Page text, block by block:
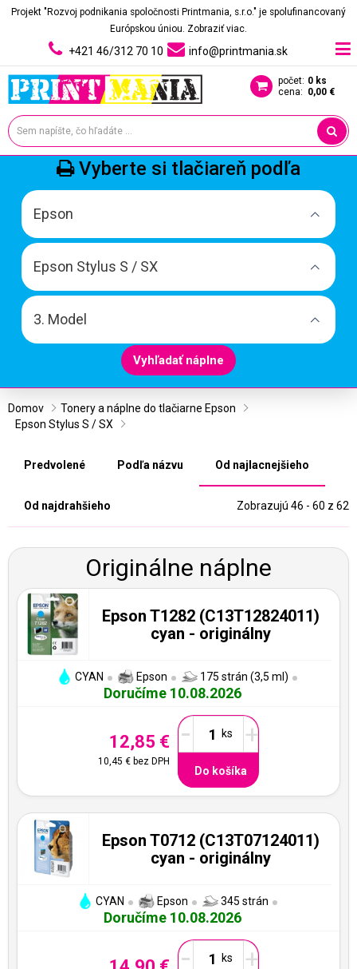
Projekt "Rozvoj podnikania spoločnosti Printmania, s.r.o." je spolufinancovaný
Európskou úniou. Zobraziť viac.
+421 46/312 70 10 info@printmania.sk
počet: 0 ks
cena: 0,00 €
Vyberte si tlačiareň podľa
Epson
Epson Stylus S / SX
3. Model
Vyhľadať náplne
Domov
Tonery a náplne do tlačiarne Epson
Epson Stylus S / SX
Predvolené Podľa názvu Od najlacnejšieho
Od najdrahšieho Zobrazujú 46 - 60 z 62
Originálne náplne
Epson T1282 (C13T12824011)
cyan - originálny
CYAN Epson 175 strán (3,5 ml)
Doručíme 10.08.2026
12,85 €
10,45 € bez DPH
- +
Do košíka
Epson T0712 (C13T07124011)
cyan - originálny
CYAN Epson 345 strán
Doručíme 10.08.2026
- +